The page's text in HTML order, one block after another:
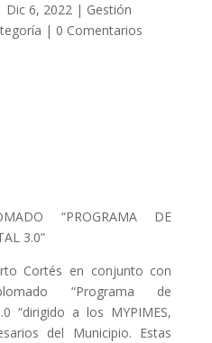
Dic 6, 2022| Gestión
| 0 Comentarios
“PROGRAMA DE
3.0”
Cortés en conjunto con
“Programa de
“dirigido a los MYPIMES,
del Municipio. Estas